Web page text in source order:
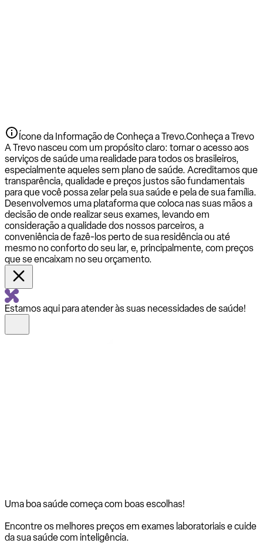
Ícone da Informação de Conheça a Trevo.Conheça a Trevo
A Trevo nasceu com um propósito claro: tornar o acesso aos
serviços de saúde uma realidade para todos os brasileiros,
especialmente aqueles sem plano de saúde. Acreditamos que
transparência, qualidade e preços justos são fundamentais
para que você possa zelar pela sua saúde e pela de sua família.
Desenvolvemos uma plataforma que coloca nas suas mãos a
decisão de onde realizar seus exames, levando em
consideração a qualidade dos nossos parceiros, a
conveniência de fazê-los perto de sua residência ou até
mesmo no conforto do seu lar, e, principalmente, com preços
que se encaixam no seu orçamento.
Estamos aqui para atender às suas necessidades de saúde!
Uma boa saúde começa com boas escolhas!
Encontre os melhores preços em exames laboratoriais e cuide
da sua saúde com inteligência.